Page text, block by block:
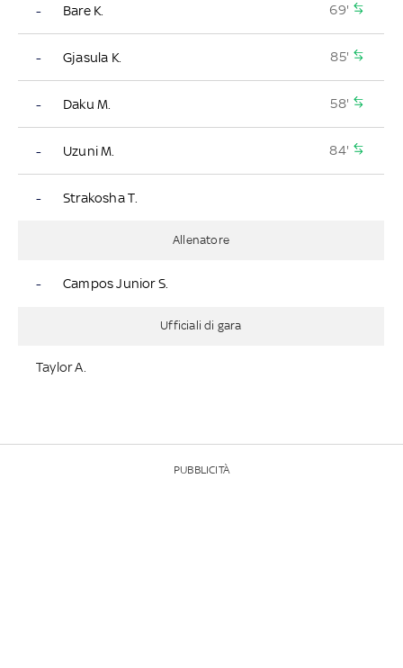
- Bare K. 69'
- Gjasula K. 85'
- Daku M. 58'
- Uzuni M. 84'
- Strakosha T.
Allenatore
- Campos Junior S.
Ufficiali di gara
Taylor A.
PUBBLICITÀ